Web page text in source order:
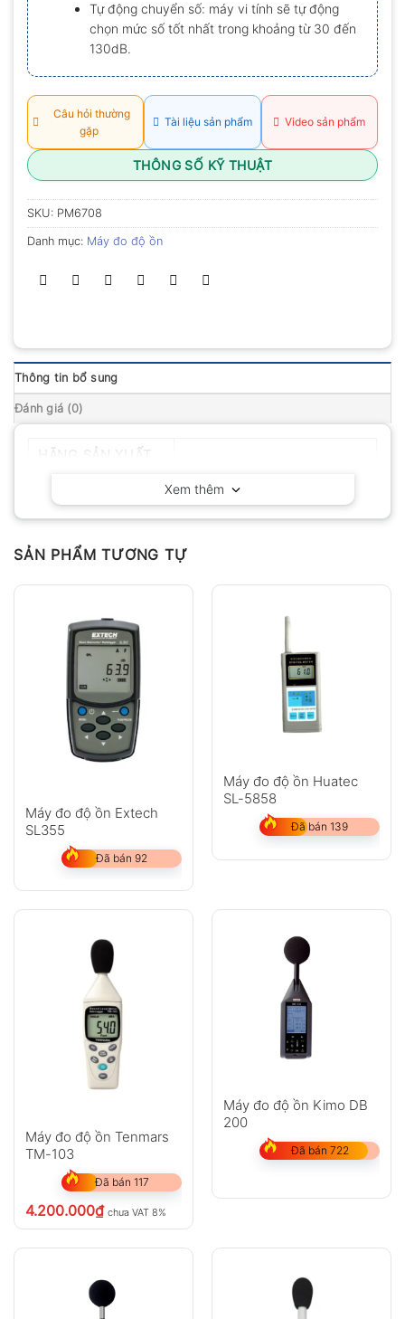
Tự động chuyển số: máy vi tính sẽ tự động
chọn mức số tốt nhất trong khoảng từ 30 đến
130dB.
Câu hỏi thường
gặp
Tài liệu sản phẩm Video sản phẩm
THÔNG SỐ KỸ THUẬT
SKU: PM6708
Danh mục: Máy đo độ ồn
Thông tin bổ sung
Đánh giá (0)
Xem thêm
SẢN PHẨM TƯƠNG TỰ
Máy đo độ ồn Extech
SL355
Đã bán 92
Máy đo độ ồn Huatec
SL-5858
Đã bán 139
Máy đo độ ồn Tenmars
TM-103
Đã bán 117
4.200.000₫ chưa VAT 8%
Máy đo độ ồn Kimo DB
200
Đã bán 722